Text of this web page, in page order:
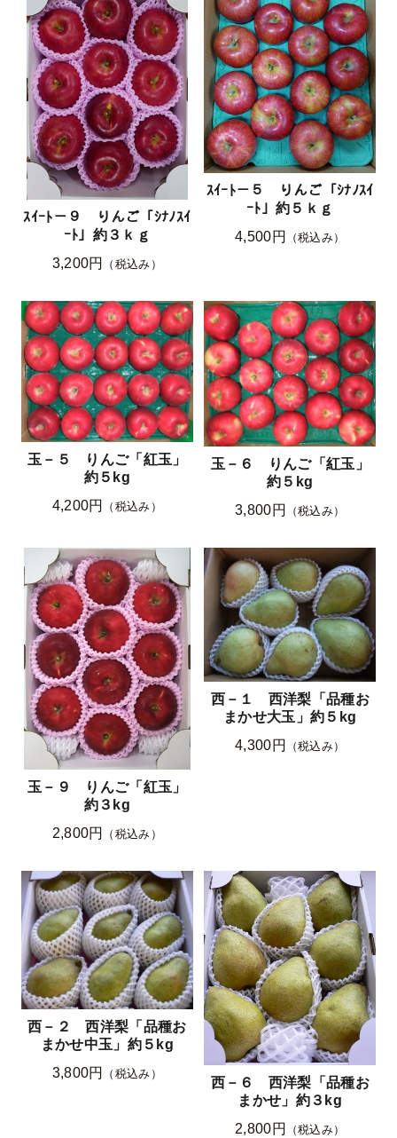
ｽｲｰﾄ－９ りんご「ｼﾅﾉｽｲ
ｰﾄ」約３ｋｇ
3,200円
（税込み）
ｽｲｰﾄ－５ りんご「ｼﾅﾉｽｲ
ｰﾄ」約５ｋｇ
4,500円
（税込み）
玉－５ りんご「紅玉」
約５kg
4,200円
（税込み）
玉－６ りんご「紅玉」
約５kg
3,800円
（税込み）
玉－９ りんご「紅玉」
約３kg
2,800円
（税込み）
西－１ 西洋梨「品種お
まかせ大玉」約５kg
4,300円
（税込み）
西－２ 西洋梨「品種お
まかせ中玉」約５kg
3,800円
（税込み）
西－６ 西洋梨「品種お
まかせ」約３kg
2,800円
（税込み）